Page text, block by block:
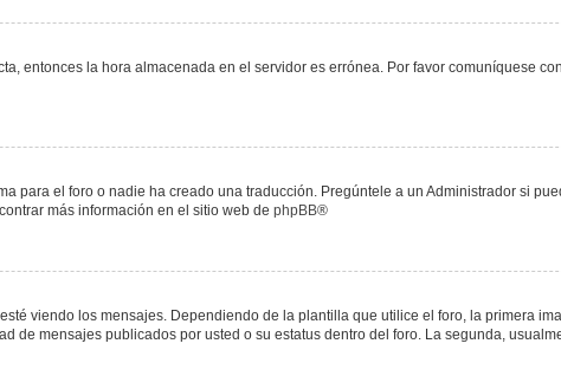
entonces la hora almacenada en el servidor es errónea. Por favor comuníquese
para el foro o nadie ha creado una traducción. Pregúntele a un Administrador si
más información en el sitio web de phpBB®
viendo los mensajes. Dependiendo de la plantilla que utilice el foro, la primera
de mensajes publicados por usted o su estatus dentro del foro. La segunda,